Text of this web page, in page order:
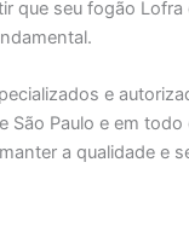
que seu fogão Lofra
e
São Paulo e em todo
a qualidade e